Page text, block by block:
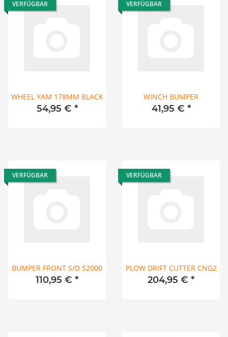
VERFÜGBAR
WHEEL YAM 178MM BLACK
54,95 € *
VERFÜGBAR
WINCH BUMPER
41,95 € *
VERFÜGBAR
BUMPER FRONT S/D S2000
110,95 € *
VERFÜGBAR
PLOW DRIFT CUTTER CNG2
204,95 € *